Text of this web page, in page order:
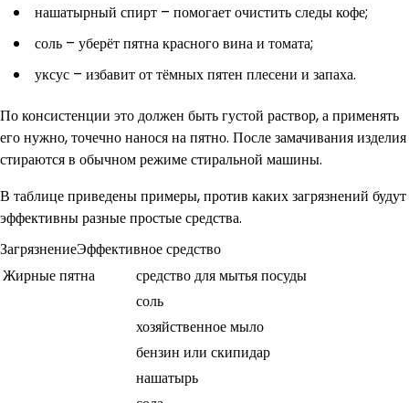
нашатырный спирт – помогает очистить следы кофе;
соль – уберёт пятна красного вина и томата;
уксус – избавит от тёмных пятен плесени и запаха.
По консистенции это должен быть густой раствор, а применять
его нужно, точечно нанося на пятно. После замачивания изделия
стираются в обычном режиме стиральной машины.
В таблице приведены примеры, против каких загрязнений будут
эффективны разные простые средства.
ЗагрязнениеЭффективное средство
Жирные пятна
средство для мытья посуды
соль
хозяйственное мыло
бензин или скипидар
нашатырь